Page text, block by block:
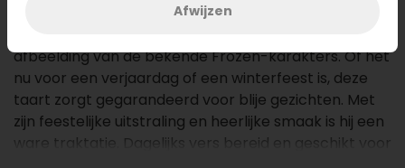
jam, omhuld met een dikke laag marsepein in
afbeelding van de bekende Frozen-karakters. Of het
nu voor een verjaardag of een winterfeest is, deze
taart zorgt gegarandeerd voor blije gezichten. Met
zijn feestelijke uitstraling en heerlijke smaak is hij een
ware traktatie. Dagelijks vers bereid en geschikt voor
Afwijzen